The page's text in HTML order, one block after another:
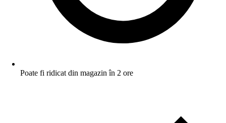
Poate fi ridicat din magazin în 2 ore